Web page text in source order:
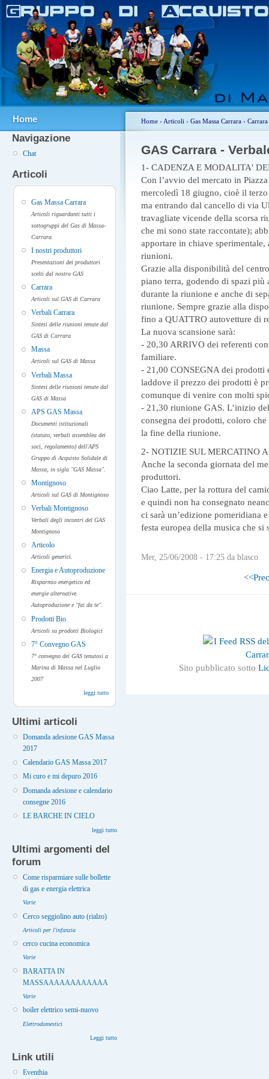
Home
Navigazione
Chat
Articoli
Gas Massa Carrara
Articoli riguardanti tutti i
sottogruppi del Gas di Massa-
Carrara.
I nostri produttori
Presentazioni dei produttori
scelti dal nostro GAS
Carrara
Articoli sul GAS di Carrara
Verbali Carrara
Sintesi delle riunioni tenute dal
GAS di Carrara
Massa
Articoli sul GAS di Massa
Verbali Massa
Sintesi delle riunioni tenute dal
GAS di Massa
APS GAS Massa
Documenti istituzionali
(statuto, verbali assemblea dei
soci, regolamento) dell'APS
Gruppo di Acquisto Solidale di
Massa, in sigla "GAS Massa".
Montignoso
Articoli sul GAS di Montignoso
Verbali Montignoso
Verbali degli incontri del GAS
Montignoso
Articolo
Articoli generici.
Energia e Autoproduzione
Risparmio energetico ed
energie alternative.
Autoproduzione e "fai da te".
Prodotti Bio
Articoli su prodotti Biologici
7° Convegno GAS
7° convegno dei GAS tenutosi a
Marina di Massa nel Luglio
2007
leggi tutto
Ultimi articoli
Domanda adesione GAS Massa
2017
Calendario GAS Massa 2017
Mi curo e mi depuro 2016
Domanda adesione e calendario
consegne 2016
LE BARCHE IN CIELO
leggi tutto
Ultimi argomenti del
forum
Come risparmiare sulle bollette
di gas e energia elettrica
Varie
Cerco seggiolino auto (rialzo)
Articoli per l'infanzia
cerco cucina economica
Varie
BARATTA IN
MASSAAAAAAAAAAAA
Varie
boiler elettrico semi-nuovo
Elettrodomestici
Leggi tutto
Link utili
Eventhia
Home › Articoli › Gas Massa Carrara › Carrara
GAS Carrara -
1- CADENZA E MODALITA'
Con l’avvio del mercato in
mercoledì 18 giugno, cioè il
ma entrando dal cancello di via
travagliate vicende della scorsa
che mi sono state raccontate);
apportare in chiave
riunioni.
Grazie alla disponibilità del
piano terra, godendo di spazi
durante la riunione e anche di
riunione. Sempre grazie alla
fino a QUATTRO autovetture di
La nuova scansione sarà:
- 20,30 ARRIVO dei referenti
familiare.
- 21,00 CONSEGNA dei prodotti
laddove il prezzo dei prodotti è
comunque di venire con molti
- 21,30 riunione GAS. L’inizio
consegna dei prodotti, coloro
la fine della riunione.
2- NOTIZIE SUL MERCATINO
Anche la seconda giornata del
produttori.
Ciao Latte, per la rottura del
e quindi non ha consegnato
ci sarà un’edizione pomeridiana
festa europea della musica che si
Mer, 25/06/2008 - 17:25 da blasco
Sito pubblicato sotto